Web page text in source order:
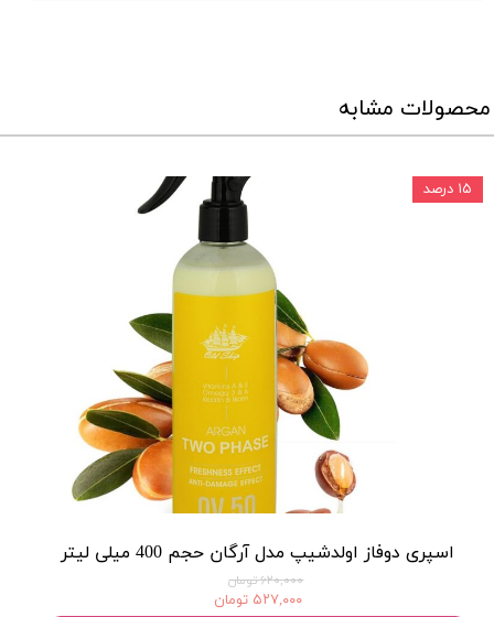
محصولات مشابه
اسپری دوفاز اولدشیپ مدل آرگان حجم 400 میلی لیتر
۶۲۰,۰۰۰ تومان
۵۲۷,۰۰۰ تومان
۱۵ درصد